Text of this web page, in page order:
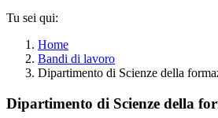
Tu sei qui:
Home
Bandi di lavoro
Dipartimento di Scienze della
Dipartimento di Scienze della